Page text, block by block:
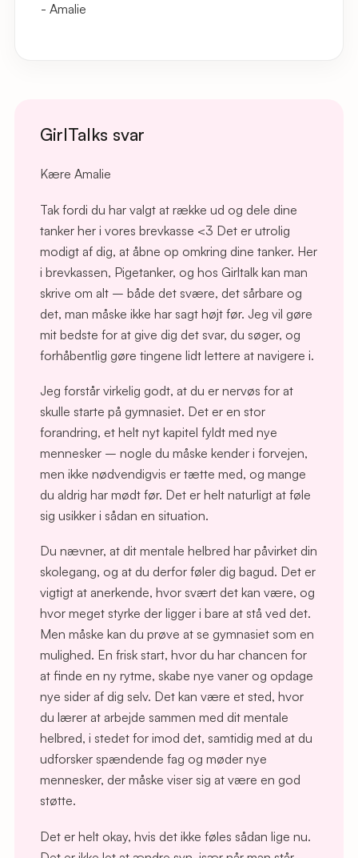
- Amalie
GirlTalks svar
Kære Amalie
Tak fordi du har valgt at række ud og dele dine
tanker her i vores brevkasse <3 Det er utrolig
modigt af dig, at åbne op omkring dine tanker. Her
i brevkassen, Pigetanker, og hos Girltalk kan man
skrive om alt – både det svære, det sårbare og
det, man måske ikke har sagt højt før. Jeg vil gøre
mit bedste for at give dig det svar, du søger, og
forhåbentlig gøre tingene lidt lettere at navigere i.
Jeg forstår virkelig godt, at du er nervøs for at
skulle starte på gymnasiet. Det er en stor
forandring, et helt nyt kapitel fyldt med nye
mennesker – nogle du måske kender i forvejen,
men ikke nødvendigvis er tætte med, og mange
du aldrig har mødt før. Det er helt naturligt at føle
sig usikker i sådan en situation.
Du nævner, at dit mentale helbred har påvirket din
skolegang, og at du derfor føler dig bagud. Det er
vigtigt at anerkende, hvor svært det kan være, og
hvor meget styrke der ligger i bare at stå ved det.
Men måske kan du prøve at se gymnasiet som en
mulighed. En frisk start, hvor du har chancen for
at finde en ny rytme, skabe nye vaner og opdage
nye sider af dig selv. Det kan være et sted, hvor
du lærer at arbejde sammen med dit mentale
helbred, i stedet for imod det, samtidig med at du
udforsker spændende fag og møder nye
mennesker, der måske viser sig at være en god
støtte.
Det er helt okay, hvis det ikke føles sådan lige nu.